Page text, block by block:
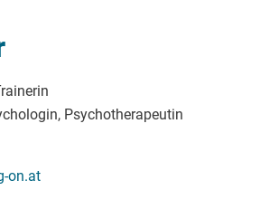
Psychotherapeutin
on.at